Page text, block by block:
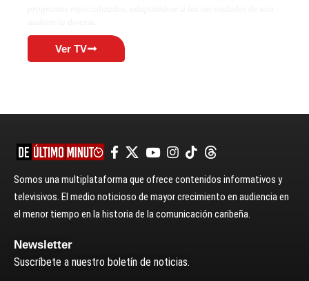
Ver TV
Somos una multiplataforma que ofrece contenidos informativos y
televisivos. El medio noticioso de mayor crecimiento en audiencia en
el menor tiempo en la historia de la comunicación caribeña.
Newsletter
Suscríbete a nuestro boletín de noticias.